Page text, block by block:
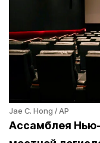
Jae C. Hong / AP
Ассамблея